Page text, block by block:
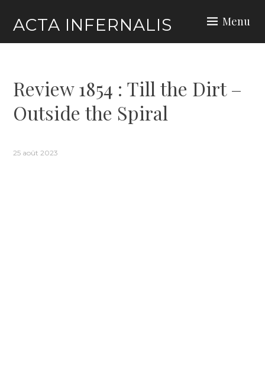
content
ACTA INFERNALIS Menu
Review 1854 : Till the Dirt –
Outside the Spiral
25 août 2023